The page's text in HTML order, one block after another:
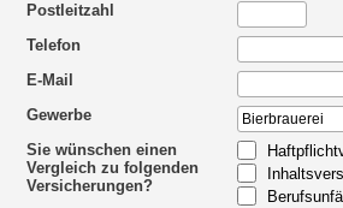
Postleitzahl
Telefon
E-Mail
Gewerbe
Sie wünschen einen
Vergleich zu folgenden
Versicherungen?